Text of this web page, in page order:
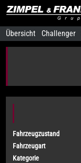
Übersicht Challenger
Fahrzeugzustand
Fahrzeugart
Kategorie